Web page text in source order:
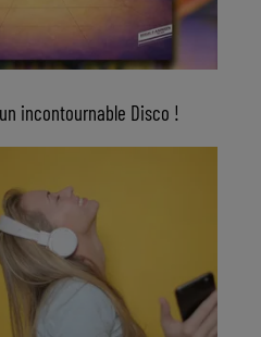
incontournable Disco !